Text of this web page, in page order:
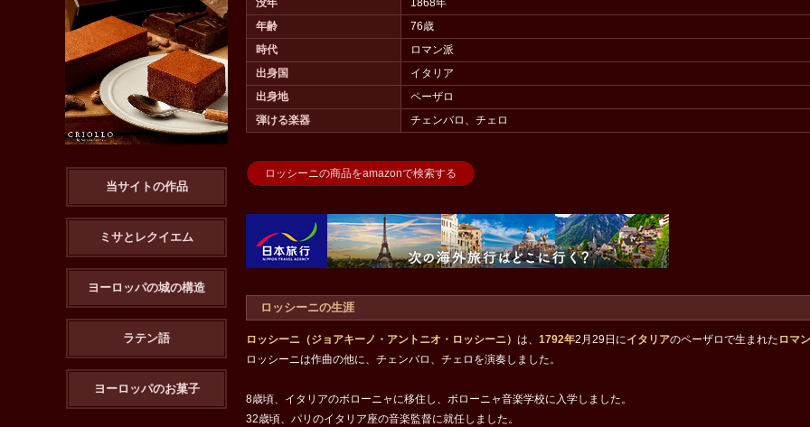
年齢
76歳
時代
ロマン派
出身国
イタリア
出身地
ペーザロ
弾ける楽器
チェンバロ、チェロ
ロッシーニの商品をamazonで検索する
ロッシーニの生涯
ロッシーニ（ジョアキーノ・アントニオ・ロッシーニ） は、 1792年2月29日にイタリアのペーザロで生まれた ロマ
ロッシーニは作曲の他に、チェンバロ、チェロを演奏しました。
8歳頃、イタリアのボローニャに移住し、ボローニャ音楽学校に入学しました。
32歳頃、パリのイタリア座の音楽監督に就任しました。
当サイトの作品
ミサとレクイエム
ヨーロッパの城の構造
ラテン語
ヨーロッパのお菓子